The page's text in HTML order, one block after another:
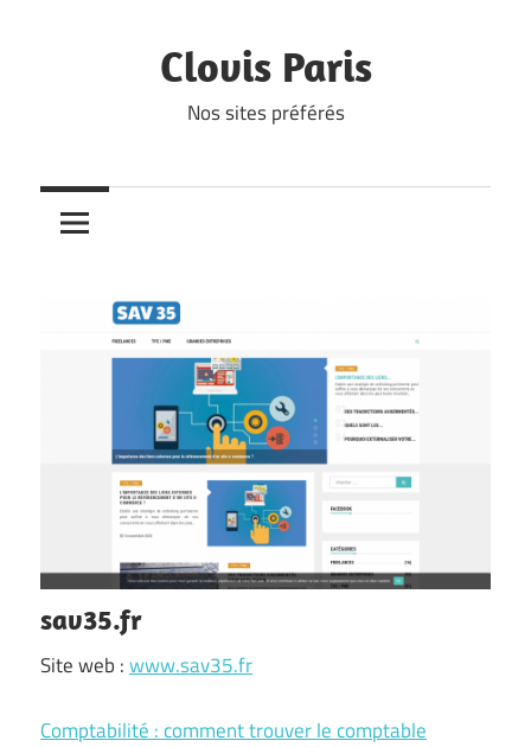
Clovis Paris
Nos sites préférés
sav35.fr
Site web :www.sav35.fr
Comptabilité : comment trouver le comptable